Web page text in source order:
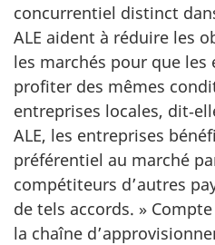
concurrentiel distinct
ALE aident à réduire les
les marchés pour que
profiter des mêmes
entreprises locales,
ALE, les entreprises
préférentiel au marché
compétiteurs d’autres
de tels accords. »
la chaîne